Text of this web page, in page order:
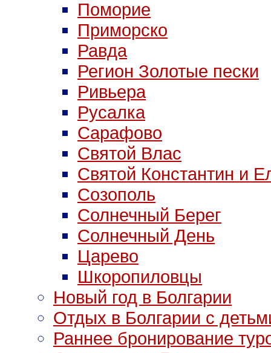
Поморие
Приморско
Равда
Регион Золотые пески
Ривьера
Русалка
Сарафово
Святой Влас
Святой Константин и
Созополь
Солнечный Берег
Солнечный День
Царево
Шкоропиловцы
Новый год в Болгарии
Отдых в Болгарии с
Раннее бронирование